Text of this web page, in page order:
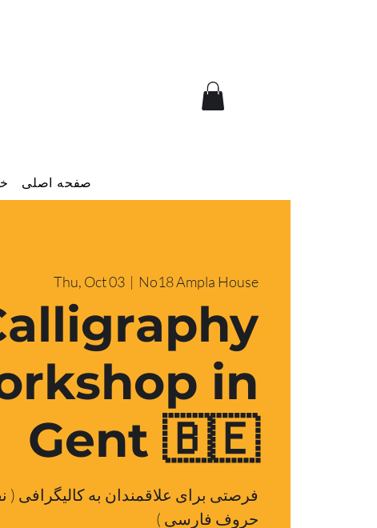
صفحه اصلی
Thu, Oct 03
  |
No18 Ampla House
in
Gent 🇧🇪
فرصتی برای علاقمندان به کالیگرافی (